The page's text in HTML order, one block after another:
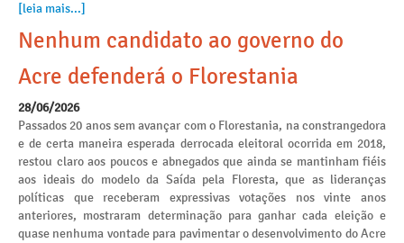
[leia mais...]
Nenhum candidato ao governo do
Acre defenderá o Florestania
28/06/2026
Passados 20 anos sem avançar com o Florestania, na constrangedora
e de certa maneira esperada derrocada eleitoral ocorrida em 2018,
restou claro aos poucos e abnegados que ainda se mantinham fiéis
aos ideais do modelo da Saída pela Floresta, que as lideranças
políticas que receberam expressivas votações nos vinte anos
anteriores, mostraram determinação para ganhar cada eleição e
quase nenhuma vontade para pavimentar o desenvolvimento do Acre